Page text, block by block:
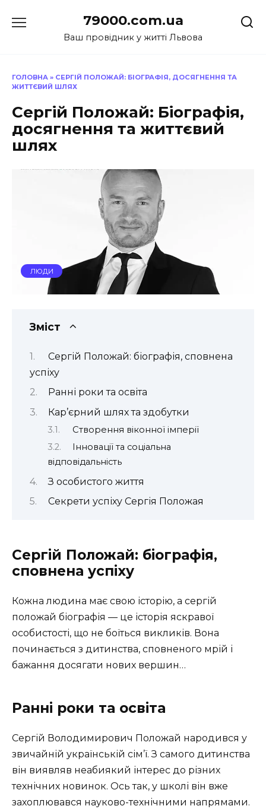
до
79000.com.ua
Ваш провідник у житті Львова
ГОЛОВНА » СЕРГІЙ ПОЛОЖАЙ: БІОГРАФІЯ, ДОСЯГНЕННЯ ТА
ЖИТТЄВИЙ ШЛЯХ
Сергій Положай: Біографія,
досягнення та життєвий
шлях
ЛЮДИ
Зміст
Сергій Положай: біографія, сповнена
успіху
Ранні роки та освіта
Кар’єрний шлях та здобутки
Створення віконної імперії
Інновації та соціальна
відповідальність
З особистого життя
Секрети успіху Сергія Положая
Сергій Положай: біографія,
сповнена успіху
Кожна людина має свою історію, а сергій
положай біографія — це історія яскравої
особистості, що не боїться викликів. Вона
починається з дитинства, сповненого мрій і
бажання досягати нових вершин…
Ранні роки та освіта
Сергій Володимирович Положай народився у
звичайній українській сім’ї. З самого дитинства
він виявляв неабиякий інтерес до різних
технічних новинок. Ось так, у школі він вже
захоплювався науково-технічними напрямами.